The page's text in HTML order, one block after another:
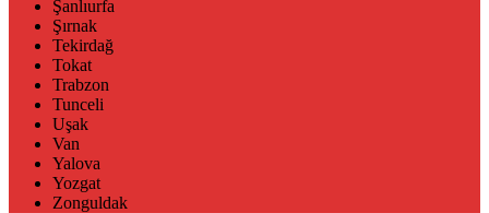
Şanlıurfa
Şırnak
Tekirdağ
Tokat
Trabzon
Tunceli
Uşak
Van
Yalova
Yozgat
Zonguldak